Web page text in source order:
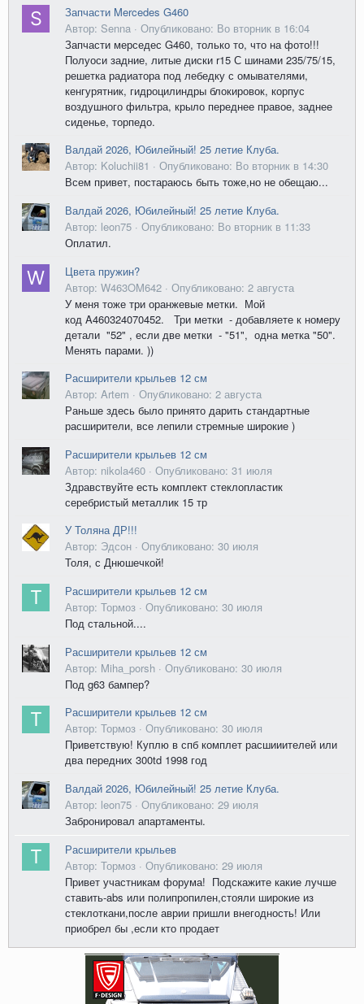
Запчасти Mercedes G460
Автор: Senna · Опубликовано: Во вторник в 16:04
Запчасти мерседес G460, только то, что на фото!!!
Полуоси задние, литые диски r15 С шинами 235/75/15,
решетка радиатора под лебедку с омывателями,
кенгурятник, гидроцилиндры блокировок, корпус
воздушного фильтра, крыло переднее правое, заднее
сиденье, торпедо.
Валдай 2026, Юбилейный! 25 летие Клуба.
Автор: Koluchii81 · Опубликовано: Во вторник в 14:30
Всем привет, постараюсь быть тоже,но не обещаю...
Валдай 2026, Юбилейный! 25 летие Клуба.
Автор: leon75 · Опубликовано: Во вторник в 11:33
Оплатил.
Цвета пружин?
Автор: W463OM642 · Опубликовано: 2 августа
У меня тоже три оранжевые метки. Мой
код A460324070452. Три метки - добавляете к номеру
детали "52" , если две метки - "51", одна метка "50".
Менять парами. ))
Расширители крыльев 12 см
Автор: Artem · Опубликовано: 2 августа
Раньше здесь было принято дарить стандартные
расширители, все лепили стремные широкие )
Расширители крыльев 12 см
Автор: nikola460 · Опубликовано: 31 июля
Здравствуйте есть комплект стеклопластик
серебристый металлик 15 тр
У Толяна ДР!!!
Автор: Эдсон · Опубликовано: 30 июля
Толя, с Днюшечкой!
Расширители крыльев 12 см
Автор: Тормоз · Опубликовано: 30 июля
Под стальной....
Расширители крыльев 12 см
Автор: Miha_porsh · Опубликовано: 30 июля
Под g63 бампер?
Расширители крыльев 12 см
Автор: Тормоз · Опубликовано: 30 июля
Приветствую! Куплю в спб комплет расшииителей или
два передних 300td 1998 год
Валдай 2026, Юбилейный! 25 летие Клуба.
Автор: leon75 · Опубликовано: 29 июля
Забронировал апартаменты.
Расширители крыльев
Автор: Тормоз · Опубликовано: 29 июля
Привет участникам форума! Подскажите какие лучше
ставить-abs или полипропилен,стояли широкие из
стеклоткани,после аврии пришли внегодность! Или
приобрел бы ,если кто продает